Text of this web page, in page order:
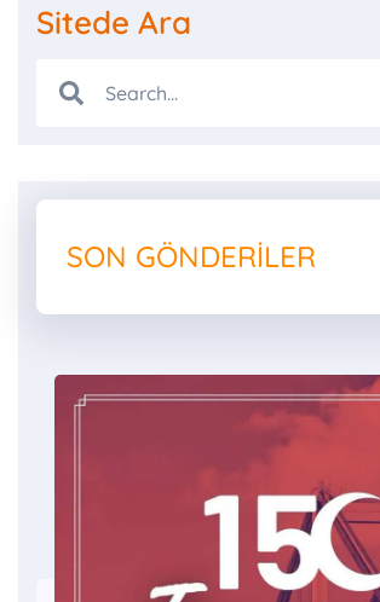
Sitede Ara
SON GÖNDERILER